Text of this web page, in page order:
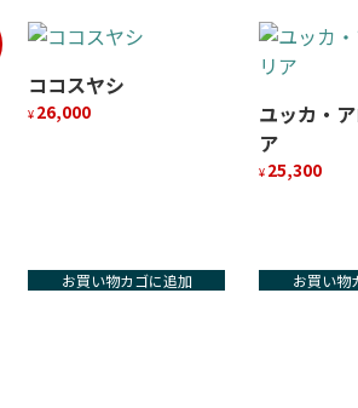
ココスヤシ
¥ 26,000
お買い物カゴに追加
ユッカ・
ア
¥ 25,300
お買い物